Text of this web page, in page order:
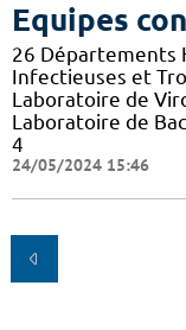
Equipes
26 Départements
Infectieuses et
Laboratoire de
Laboratoire de
4
24/05/2024 15:46